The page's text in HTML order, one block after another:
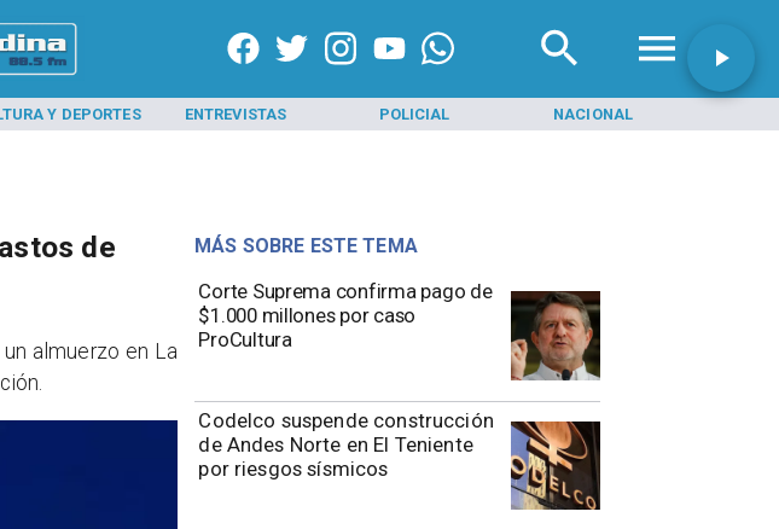
Y DEPORTES ENTREVISTAS POLICIAL NACIONAL
Corte Suprema confirma pago de
$1.000 millones por caso
ProCultura
Codelco suspende construcción
de Andes Norte en El Teniente
por riesgos sísmicos
MÁS SOBRE ESTE TEMA
de
almuerzo en La